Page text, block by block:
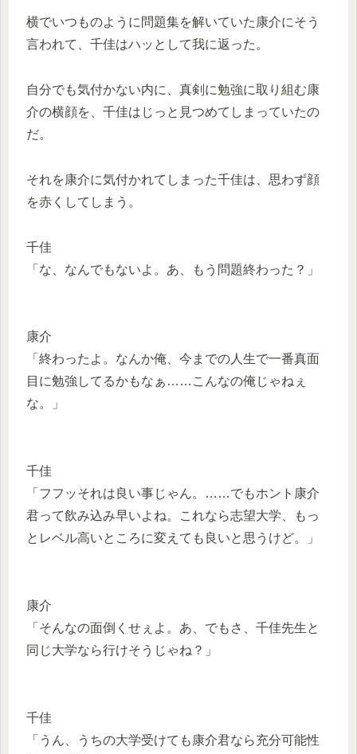
横でいつものように問題集を解いていた康介にそう
言われて、千佳はハッとして我に返った。
自分でも気付かない内に、真剣に勉強に取り組む康
介の横顔を、千佳はじっと見つめてしまっていたの
だ。
それを康介に気付かれてしまった千佳は、思わず顔
を赤くしてしまう。
千佳
「な、なんでもないよ。あ、もう問題終わった？」
康介
「終わったよ。なんか俺、今までの人生で一番真面
目に勉強してるかもなぁ……こんなの俺じゃねぇ
な。」
千佳
「フフッそれは良い事じゃん。……でもホント康介
君って飲み込み早いよね。これなら志望大学、もっ
とレベル高いところに変えても良いと思うけど。」
康介
「そんなの面倒くせぇよ。あ、でもさ、千佳先生と
同じ大学なら行けそうじゃね？」
千佳
「うん、うちの大学受けても康介君なら充分可能性